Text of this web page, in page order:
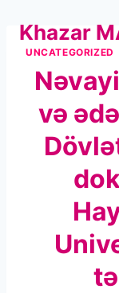
content
Khazar
UNCATEGORIZED
və